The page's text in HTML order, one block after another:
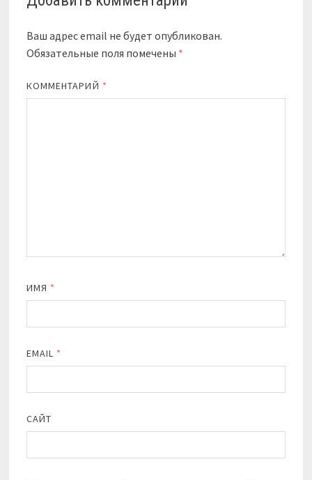
Ваш адрес email не будет опубликован.
Обязательные поля помечены *
КОММЕНТАРИЙ *
ИМЯ *
EMAIL *
САЙТ